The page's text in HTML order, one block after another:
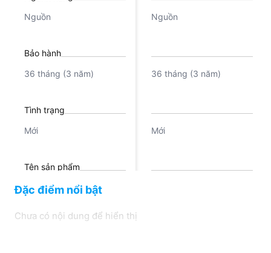
Nguồn
Bảo hành
36 tháng (3 năm)
Tình trạng
Mới
Tên sản phẩm
Nguồn ANTEC ZEN 750
Nguồn
36 tháng (3 năm)
Mới
Đặc điểm nổi bật
Chưa có nội dung để hiển thị